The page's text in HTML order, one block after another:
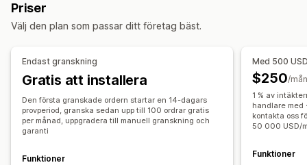
Leverans
Bedrägeriförsäkring AI-baserad identifiering
Bedrägerifilter Automatiserade arbetsflöden
Priser
Välj den plan som passar ditt företag bäst.
Endast granskning
Gratis att installera
Den första granskade ordern startar en 14-dagars
provperiod, granska sedan upp till 100 ordrar gratis
per månad, uppgradera till manuell granskning och
garanti
Funktioner
Med 500
$250/
1 % av
handlare med
kontakta oss
50 000 USD/
Funktioner